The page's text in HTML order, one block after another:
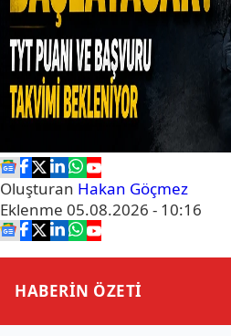
Oluşturan Hakan Göçmez
Eklenme 05.08.2026 - 10:16
HABERİN ÖZETİ